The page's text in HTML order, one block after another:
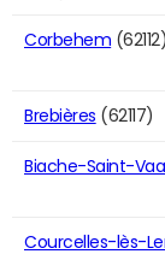
Corbehem (62112)
Brebières (62117)
Biache-Saint-
Courcelles-lès-